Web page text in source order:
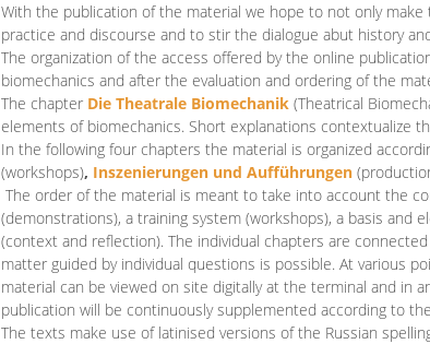
With the publication of the material we hope to not only
practice and discourse and to stir the dialogue abut history
The organization of the access offered by the online
biomechanics and after the evaluation and ordering of the
The chapter Die Theatrale Biomechanik (Theatrical
elements of biomechanics. Short explanations contextualize
In the following four chapters the material is organized
(workshops), Inszenierungen und Aufführungen
The order of the material is meant to take into account the
(demonstrations), a training system (workshops), a basis
(context and reflection). The individual chapters are
matter guided by individual questions is possible. At various
material can be viewed on site digitally at the terminal and in
publication will be continuously supplemented according to
The texts make use of latinised versions of the Russian